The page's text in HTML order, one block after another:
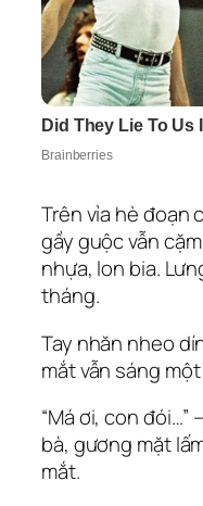
Trên vỉa hè đoạn
gầy guộc vẫn
nhựa, lon bia.
tháng.
Tay nhăn nheo
mắt vẫn sáng
“Má ơi, con đói…”
bà, gương mặt
mắt.